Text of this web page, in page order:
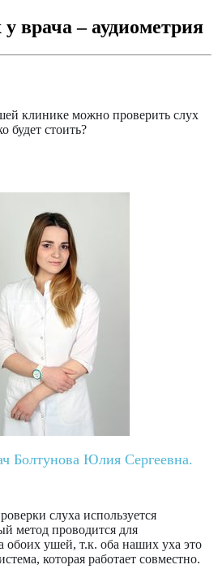
врача – аудиометрия
клинике можно проверить слух
будет стоить?
Болтунова Юлия Сергеевна.
слуха используется
метод проводится для
обоих ушей, т.к. оба наших уха это
которая работает совместно.